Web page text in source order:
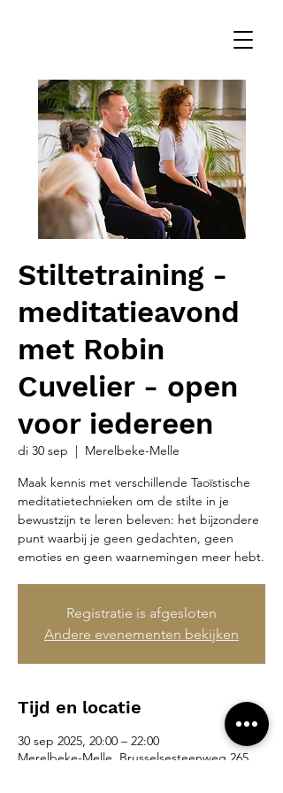
Stiltetraining -
meditatieavond
met Robin
Cuvelier - open
voor iedereen
di 30 sep
  |
Merelbeke-Melle
Maak kennis met verschillende Taoïstische
meditatietechnieken om de stilte in je
bewustzijn te leren beleven: het bijzondere
punt waarbij je geen gedachten, geen
emoties en geen waarnemingen meer hebt.
Registratie is afgesloten
Andere evenementen bekijken
Tijd en locatie
30 sep 2025, 20:00 – 22:00
Merelbeke-Melle, Brusselsesteenweg 265,